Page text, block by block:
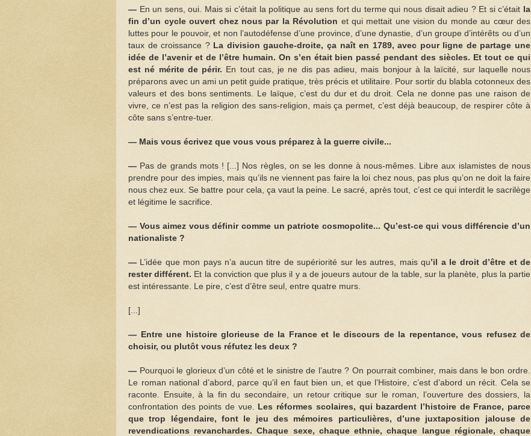
— En un sens, oui. Mais si c’était la politique au sens fort du terme qui nous disait adieu ? Et si c’était la
fin d’un cycle ouvert chez nous par la Révolution et qui mettait une vision du monde au cœur des
luttes pour le pouvoir, et non l’autodéfense d’une province, d’une dynastie, d’un groupe d’intérêts ou d’un
taux de croissance ? La division gauche-droite, ça naît en 1789, avec pour ligne de partage une
idée de l’avenir et de l’être humain. On s’en était bien passé pendant des siècles. Et tout ce qui
est né mérite de périr. En tout cas, je ne dis pas adieu, mais bonjour à la laïcité, sur laquelle nous
préparons avec un ami un petit guide pratique, très précis et utilitaire. Pour sortir du blabla cotonneux des
valeurs et des bons sentiments. Le laïque, c’est du dur et du droit. Cela ne donne pas une raison de
vivre, ce n’est pas la religion des sans-religion, mais ça permet, c’est déjà beaucoup, de respirer côte à
côte sans s’entre-tuer.
— Mais vous écrivez que vous vous préparez à la guerre civile...
— Pas de grands mots ! [...] Nos règles, on se les donne à nous-mêmes. Libre aux islamistes de nous
prendre pour des impies, mais qu’ils ne viennent pas faire la loi chez nous, pas plus qu’on ne doit la faire
nous chez eux. Se battre pour cela, ça vaut la peine. Le sacré, après tout, c’est ce qui interdit le sacrilège
et légitime le sacrifice.
— Vous aimez vous définir comme un patriote cosmopolite... Qu’est-ce qui vous différencie d’un
nationaliste ?
— L’idée que mon pays n’a aucun titre de supériorité sur les autres, mais qu’il a le droit d’être et de
rester différent. Et la conviction que plus il y a de joueurs autour de la table, sur la planète, plus la partie
est intéressante. Le pire, c’est d’être seul, entre quatre murs.
[...]
— Entre une histoire glorieuse de la France et le discours de la repentance, vous refusez de
choisir, ou plutôt vous réfutez les deux ?
— Pourquoi le glorieux d’un côté et le sinistre de l’autre ? On pourrait combiner, mais dans le bon ordre.
Le roman national d’abord, parce qu’il en faut bien un, et que l’Histoire, c’est d’abord un récit. Cela se
raconte. Ensuite, à la fin du secondaire, un retour critique sur le roman, l’ouverture des dossiers, la
confrontation des points de vue.
Les réformes scolaires, qui bazardent l’histoire de France, parce
que trop légendaire, font le jeu des mémoires particulières, d’une juxtaposition jalouse de
revendications revanchardes. Chaque sexe, chaque ethnie, chaque langue régionale, chaque